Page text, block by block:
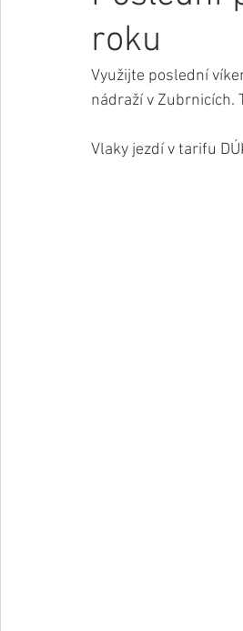
roku
Využijte poslední
nádraží v Zubrnicích.
Vlaky jezdí v tarifu